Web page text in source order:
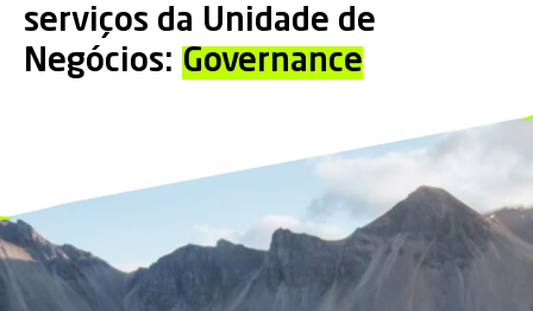
serviços da Unidade de
Negócios: Governance